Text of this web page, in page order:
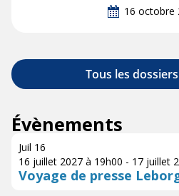
16 octobre
Tous les
Évènements
Juil 16
16 juillet 2027 à 19h00 - 17 juillet
Voyage de presse